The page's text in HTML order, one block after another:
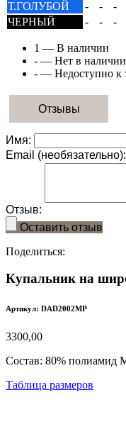
Т.ГОЛУБОЙ
- - -
ЧЕРНЫЙ
- - -
1 — В наличии
- — Нет в наличии
- — Недоступно к
Отзывы
Имя:
Email (необязательно):
Отзыв:
Оставить отзыв
Поделиться:
Купальник на
Артикул: DAD2002MP
3300,00
Состав: 80% полиамид
Таблица размеров